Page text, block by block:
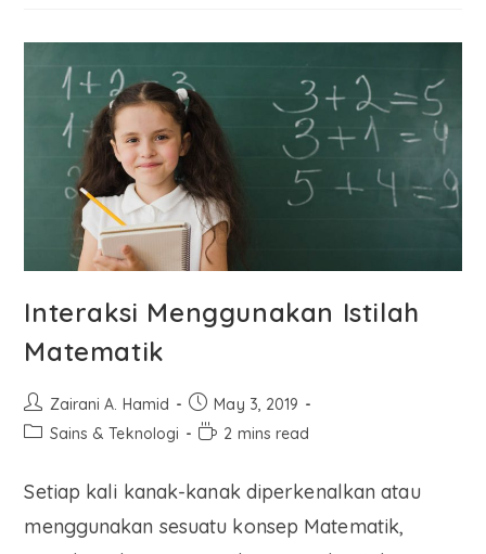
Interaksi Menggunakan Istilah
Matematik
Zairani A. Hamid
May 3, 2019
Sains & Teknologi
2 mins read
Setiap kali kanak-kanak diperkenalkan atau
menggunakan sesuatu konsep Matematik,